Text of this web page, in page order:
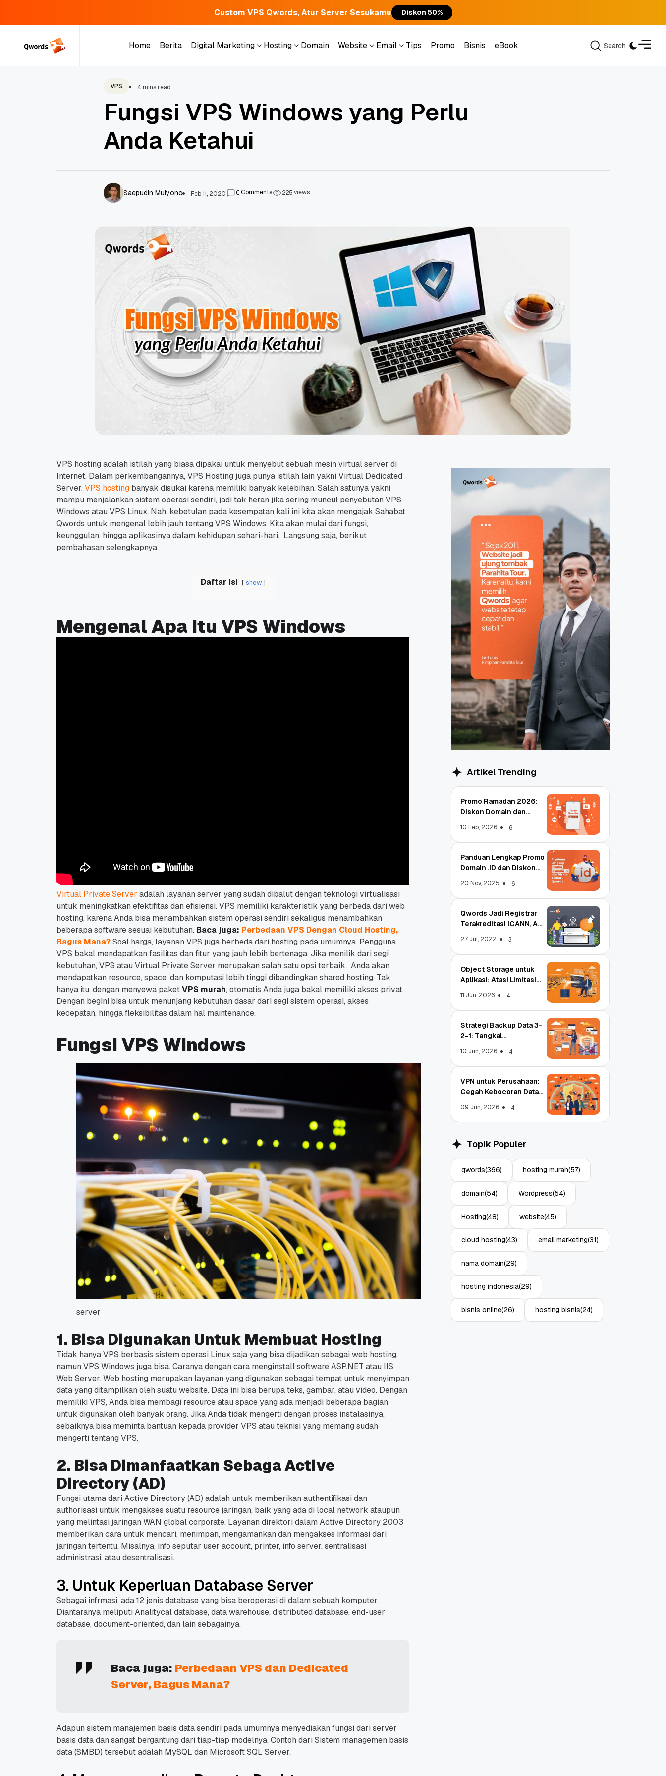
Custom VPS Qwords, Atur Server Sesukamu Diskon 50%
Home
Berita
Digital Marketing
Hosting
Domain
Website
Email
Tips
Promo
Bisnis
eBook
Search
Promo Ramadan 2026:
Panduan Lengkap Promo
Domain .ID dan Diskon
Terbaru
20 Nov, 2025 6
Qwords Jadi Registrar
Terakreditasi ICANN, Apa
Untungnya?
27 Jul, 2022
Object Storage untuk
Aplikasi: Atasi Limitasi
Media
VPS 4 mins read
Fungsi VPS Windows yang Perlu
Anda Ketahui
Saepudin Mulyono Feb 11, 2020 0Comments 225views
VPS hosting adalah istilah yang biasa dipakai untuk menyebut sebuah mesin virtual server di
Internet. Dalam perkembangannya, VPS Hosting juga punya istilah lain yakni Virtual Dedicated
Server. VPS hosting banyak disukai karena memiliki banyak kelebihan. Salah satunya yakni
mampu menjalankan sistem operasi sendiri, jadi tak heran jika sering muncul penyebutan VPS
Windows atau VPS Linux. Nah, kebetulan pada kesempatan kali ini kita akan mengajak Sahabat
Qwords untuk mengenal lebih jauh tentang VPS Windows. Kita akan mulai dari fungsi,
keunggulan, hingga aplikasinya dalam kehidupan sehari-hari. Langsung saja, berikut
pembahasan selengkapnya.
Daftar Isi show
Mengenal Apa Itu VPS Windows
Virtual Private Server adalah layanan server yang sudah dibalut dengan teknologi virtualisasi
untuk meningkatkan efektifitas dan efisiensi. VPS memiliki karakteristik yang berbeda dari web
hosting, karena Anda bisa menambahkan sistem operasi sendiri sekaligus menambahkan
beberapa software sesuai kebutuhan. Baca juga: Perbedaan VPS Dengan Cloud Hosting,
Bagus Mana?Soal harga, layanan VPS juga berbeda dari hosting pada umumnya. Pengguna
VPS bakal mendapatkan fasilitas dan fitur yang jauh lebih bertenaga. Jika menilik dari segi
kebutuhan, VPS atau Virtual Private Server merupakan salah satu opsi terbaik. Anda akan
mendapatkan resource, space, dan komputasi lebih tinggi dibandingkan shared hosting. Tak
hanya itu, dengan menyewa paketVPS murah, otomatis Anda juga bakal memiliki akses privat.
Dengan begini bisa untuk menunjang kebutuhan dasar dari segi sistem operasi, akses
kecepatan, hingga fleksibilitas dalam hal maintenance.
Fungsi VPS Windows
server
1. Bisa Digunakan Untuk Membuat Hosting
Tidak hanya VPS berbasis sistem operasi Linux saja yang bisa dijadikan sebagai web hosting,
namun VPS Windows juga bisa. Caranya dengan cara menginstall software ASP.NET atau IIS
Web Server. Web hosting merupakan layanan yang digunakan sebagai tempat untuk menyimpan
data yang ditampilkan oleh suatu website. Data ini bisa berupa teks, gambar, atau video. Dengan
memiliki VPS, Anda bisa membagi resource atau space yang ada menjadi beberapa bagian
untuk digunakan oleh banyak orang. Jika Anda tidak mengerti dengan proses instalasinya,
sebaiknya bisa meminta bantuan kepada provider VPS atau teknisi yang memang sudah
mengerti tentang VPS.
2. Bisa Dimanfaatkan Sebaga Active
Directory (AD)
Fungsi utama dari Active Directory (AD) adalah untuk memberikan authentifikasi dan
authorisasi untuk mengakses suatu resource jaringan, baik yang ada di local network ataupun
yang melintasi jaringan WAN global corporate. Layanan direktori dalam Active Directory 2003
memberikan cara untuk mencari, menimpan, mengamankan dan mengakses informasi dari
jaringan tertentu. Misalnya, info seputar user account, printer, info server, sentralisasi
administrasi, atau desentralisasi.
3. Untuk Keperluan Database Server
Sebagai infrmasi, ada 12 jenis database yang bisa beroperasi di dalam sebuah komputer.
Diantaranya meliputi Analitycal database, data warehouse, distributed database, end-user
database, document-oriented, dan lain sebagainya.
Baca juga: Perbedaan VPS dan Dedicated
Server, Bagus Mana?
Adapun sistem manajemen basis data sendiri pada umumnya menyediakan fungsi dari server
basis data dan sangat bergantung dari tiap-tiap modelnya. Contoh dari Sistem managemen basis
data (SMBD) tersebut adalah MySQL dan Microsoft SQL Server.
Artikel Trending
Promo Ramadan 2026:
Diskon Domain dan
10 Feb, 2026 6
Panduan Lengkap Promo
Domain .ID dan Diskon
20 Nov, 2025 6
Qwords Jadi Registrar
Terakreditasi ICANN, Apa
27 Jul, 2022 3
Object Storage untuk
Aplikasi: Atasi Limitasi
11 Jun, 2026 4
Strategi Backup Data 3-
2-1: Tangkal
10 Jun, 2026 4
VPN untuk Perusahaan:
Cegah Kebocoran Data
09 Jun, 2026 4
Topik Populer
qwords(366) hosting murah(57)
domain(54) Wordpress(54)
Hosting(48) website(45)
cloud hosting(43) email marketing(31)
nama domain(29)
hosting indonesia(29)
bisnis online(26) hosting bisnis(24)